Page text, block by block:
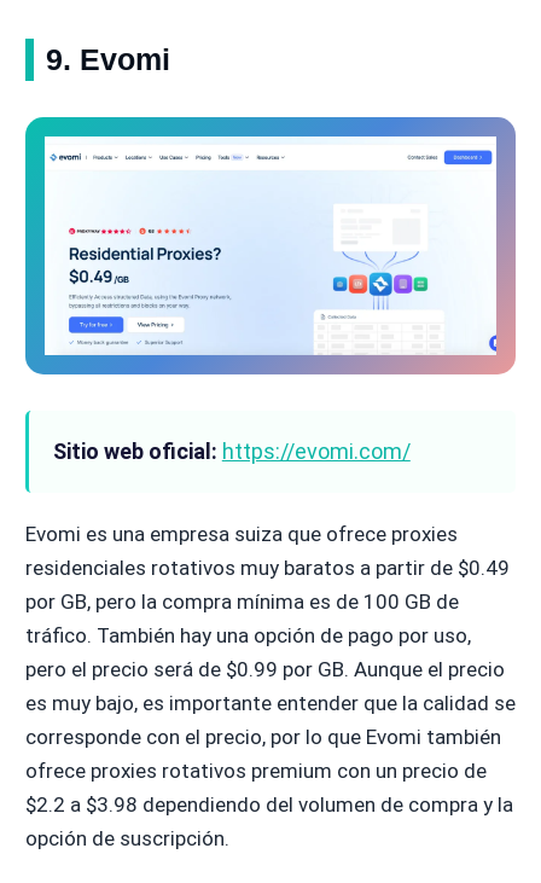
9. Evomi
Sitio web oficial: https://evomi.com/
Evomi es una empresa suiza que ofrece proxies
residenciales rotativos muy baratos a partir de $0.49
por GB, pero la compra mínima es de 100 GB de
tráfico. También hay una opción de pago por uso,
pero el precio será de $0.99 por GB. Aunque el precio
es muy bajo, es importante entender que la calidad se
corresponde con el precio, por lo que Evomi también
ofrece proxies rotativos premium con un precio de
$2.2 a $3.98 dependiendo del volumen de compra y la
opción de suscripción.